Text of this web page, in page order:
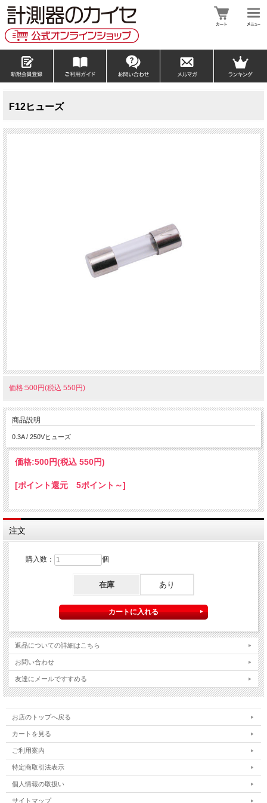
F12ヒューズ
価格:500円(税込 550円)
商品説明
0.3A / 250Vヒューズ
価格:500円(税込 550円)
[ポイント還元 5ポイント～]
注文
購入数： 個
在庫 あり
返品についての詳細はこちら
お問い合わせ
友達にメールですすめる
お店のトップへ戻る
カートを見る
ご利用案内
特定商取引法表示
個人情報の取扱い
サイトマップ